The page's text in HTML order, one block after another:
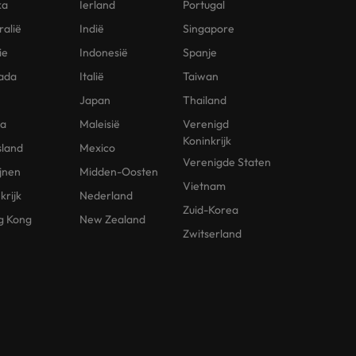
Kong
Ierland
Indië
Indonesië
Italië
Japan
Maleisië
Mexico
Midden-Oosten
Nederland
New Zealand
Portugal
Singapore
Spanje
Taiwan
Thailand
Verenigd
Koninkrijk
Verenigde Staten
Vietnam
Zuid-Korea
Zwitserland